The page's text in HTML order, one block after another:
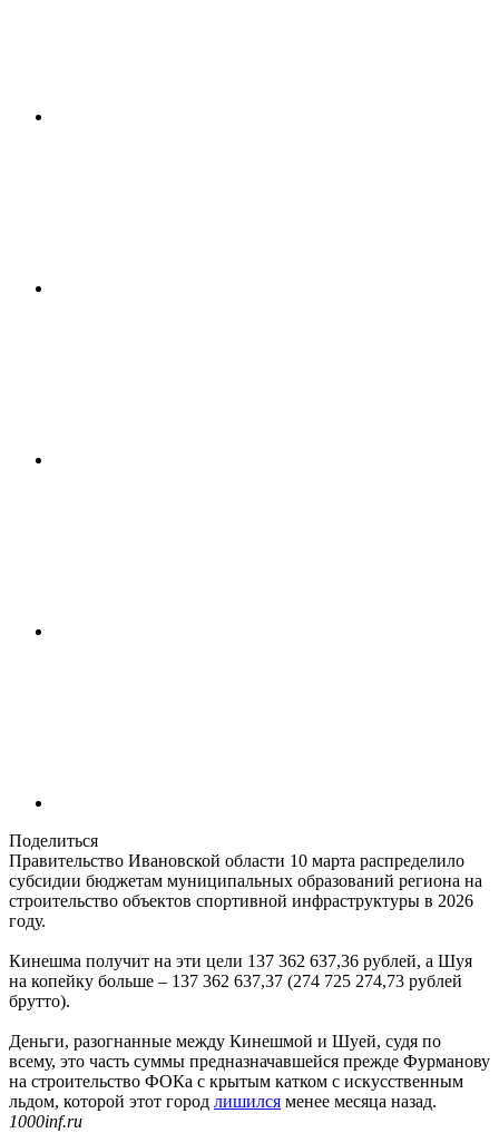
Поделиться
Правительство Ивановской области 10 марта распределило
субсидии бюджетам муниципальных образований региона на
строительство объектов спортивной инфраструктуры в 2026
году.
Кинешма получит на эти цели 137 362 637,36 рублей, а Шуя
на копейку больше – 137 362 637,37 (274 725 274,73 рублей
брутто).
Деньги, разогнанные между Кинешмой и Шуей, судя по
всему, это часть суммы предназначавшейся прежде Фурманову
на строительство ФОКа с крытым катком с искусственным
льдом, которой этот город лишился менее месяца назад.
1000inf.ru